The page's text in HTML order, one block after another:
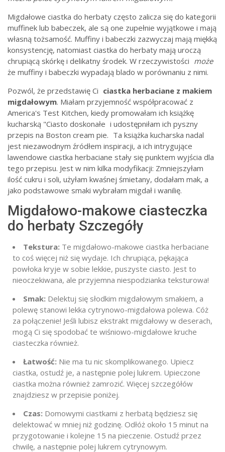
Migdałowe ciastka do herbaty często zalicza się do kategorii
muffinek lub babeczek, ale są one zupełnie wyjątkowe i mają
własną tożsamość. Muffiny i babeczki zazwyczaj mają miękką
konsystencję, natomiast ciastka do herbaty mają uroczą
chrupiącą skórkę i delikatny środek. W rzeczywistości może
że muffiny i babeczki wypadają blado w porównaniu z nimi.
Pozwól, że przedstawię Ci ciastka herbaciane z makiem
migdałowym. Miałam przyjemność współpracować z
America's Test Kitchen, kiedy promowałam ich książkę
kucharską "Ciasto doskonałe i udostępniłam ich pyszny
przepis na Boston cream pie. Ta książka kucharska nadal
jest niezawodnym źródłem inspiracji, a ich intrygujące
lawendowe ciastka herbaciane stały się punktem wyjścia dla
tego przepisu. Jest w nim kilka modyfikacji: Zmniejszyłam
ilość cukru i soli, użyłam kwaśnej śmietany, dodałam mak, a
jako podstawowe smaki wybrałam migdał i wanilię.
Migdałowo-makowe ciasteczka
do herbaty Szczegóły
Tekstura: Te migdałowo-makowe ciastka herbaciane
to coś więcej niż się wydaje. Ich chrupiąca, pękająca
powłoka kryje w sobie lekkie, puszyste ciasto. Jest to
nieoczekiwana, ale przyjemna niespodzianka teksturowa!
Smak: Delektuj się słodkim migdałowym smakiem, a
polewę stanowi lekka cytrynowo-migdałowa polewa. Cóż
za połączenie! Jeśli lubisz ekstrakt migdałowy w deserach,
mogą Ci się spodobać te wiśniowo-migdałowe kruche
ciasteczka również.
Łatwość: Nie ma tu nic skomplikowanego. Upiecz
ciastka, ostudź je, a następnie polej lukrem. Upieczone
ciastka można również zamrozić. Więcej szczegółów
znajdziesz w przepisie poniżej.
Czas: Domowymi ciastkami z herbatą będziesz się
delektować w mniej niż godzinę. Odłóż około 15 minut na
przygotowanie i kolejne 15 na pieczenie. Ostudź przez
chwilę, a następnie polej lukrem cytrynowym.